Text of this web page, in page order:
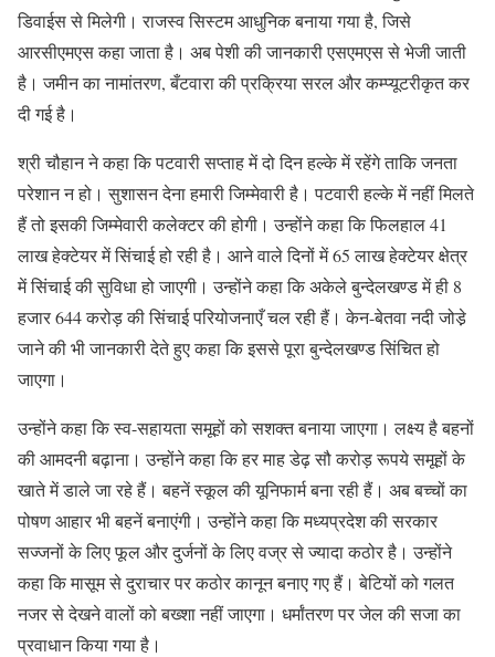
डिवाईस से मिलेगी। राजस्व सिस्टम आधुनिक बनाया गया है, जिसे
आरसीएमएस कहा जाता है। अब पेशी की जानकारी एसएमएस से भेजी जाती
है। जमीन का नामांतरण, बँटवारा की प्रक्रिया सरल और कम्प्यूटरीकृत कर
दी गई है।
श्री चौहान ने कहा कि पटवारी सप्ताह में दो दिन हल्के में रहेंगे ताकि जनता
परेशान न हो। सुशासन देना हमारी जिम्मेवारी है। पटवारी हल्के में नहीं मिलते
हैं तो इसकी जिम्मेवारी कलेक्टर की होगी। उन्होंने कहा कि फिलहाल 41
लाख हेक्टेयर में सिंचाई हो रही है। आने वाले दिनों में 65 लाख हेक्टेयर क्षेत्र
में सिंचाई की सुविधा हो जाएगी। उन्होंने कहा कि अकेले बुन्देलखण्ड में ही 8
हजार 644 करोड़ की सिंचाई परियोजनाएँ चल रही हैं। केन-बेतवा नदी जोडे़
जाने की भी जानकारी देते हुए कहा कि इससे पूरा बुन्देलखण्ड सिंचित हो
जाएगा।
उन्होंने कहा कि स्व-सहायता समूहों को सशक्त बनाया जाएगा। लक्ष्य है बहनों
की आमदनी बढ़ाना। उन्होंने कहा कि हर माह डेढ़ सौ करोड़ रूपये समूहों के
खाते में डाले जा रहे हैं। बहनें स्कूल की यूनिफार्म बना रही हैं। अब बच्चों का
पोषण आहार भी बहनें बनाएंगी। उन्होंने कहा कि मध्यप्रदेश की सरकार
सज्जनों के लिए फूल और दुर्जनों के लिए वज्र से ज्यादा कठोर है। उन्होंने
कहा कि मासूम से दुराचार पर कठोर कानून बनाए गए हैं। बेटियों को गलत
नजर से देखने वालों को बख्शा नहीं जाएगा। धर्मांतरण पर जेल की सजा का
प्रवाधान किया गया है।